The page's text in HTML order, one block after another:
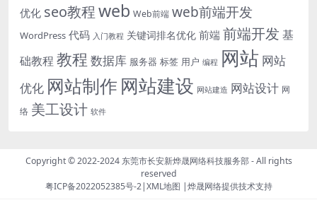
优化 seo教程web Web前端 web前端开发
WordPress 代码 入门教程 关键词排名优化 前端 前端开发 基
础教程 教程 数据库 服务器 标签 用户 编程 网站 网站
优化 网站制作 网站建设 网站建造 网站设计 网
络 美工设计 软件
Copyright © 2022-2024 东莞市长安新烨晟网络科技服务部- All rights
reserved
粤ICP备2022052385号-2|XML地图 |烨晟网络提供技术支持